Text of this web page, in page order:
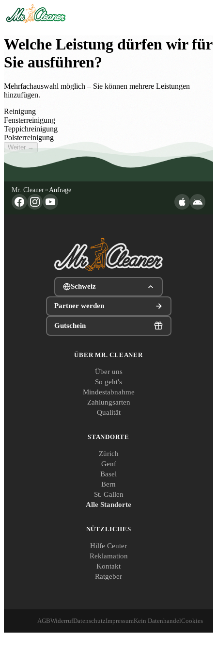
Welche Leistung dürfen wir für
Sie ausführen?
Mehrfachauswahl möglich – Sie können mehrere Leistungen
hinzufügen.
Reinigung
Fensterreinigung
Teppichreinigung
Polsterreinigung
Weiter →
Mr. Cleaner» Anfrage
Schweiz
Partner werden
Gutschein
ÜBER MR. CLEANER
Über uns
So geht's
Mindestabnahme
Zahlungsarten
Qualität
STANDORTE
Zürich
Genf
Basel
Bern
St. Gallen
Alle Standorte
NÜTZLICHES
Hilfe Center
Reklamation
Kontakt
Ratgeber
AGBWiderrufDatenschutzImpressumKein DatenhandelCookies